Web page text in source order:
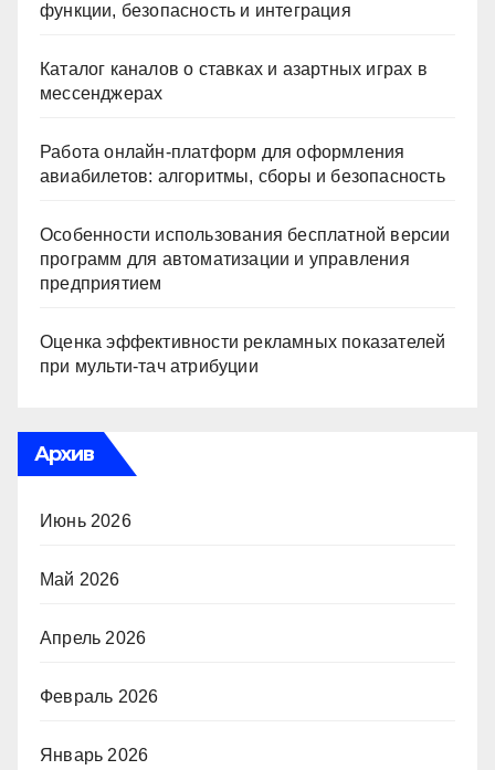
функции, безопасность и интеграция
Каталог каналов о ставках и азартных играх в
мессенджерах
Работа онлайн‑платформ для оформления
авиабилетов: алгоритмы, сборы и безопасность
Особенности использования бесплатной версии
программ для автоматизации и управления
предприятием
Оценка эффективности рекламных показателей
при мульти-тач атрибуции
Архив
Июнь 2026
Май 2026
Апрель 2026
Февраль 2026
Январь 2026